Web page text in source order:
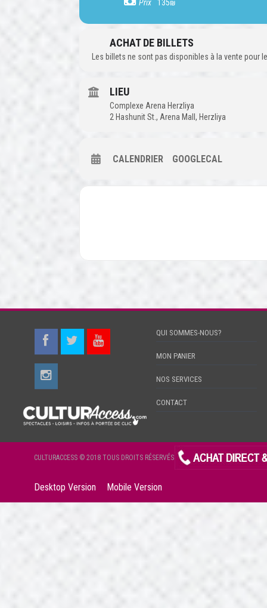
Prix
135₪
ACHAT DE BILLETS
Les billets ne sont pas disponibles à la vente pour
LIEU
Complexe Arena Herzliya
2 Hashunit St., Arena Mall, Herzliya
CALENDRIER GOOGLECAL
QUI SOMMES-NOUS?
MON PANIER
NOS SERVICES
CONTACT
CULTURACCESS © 2018 TOUS DROITS RÉSERVÉS
Desktop Version Mobile Version